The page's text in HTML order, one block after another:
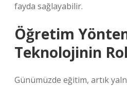
fayda sağlayabilir.
Öğretim
Teknolojinin
Günümüzde eğitim, artık